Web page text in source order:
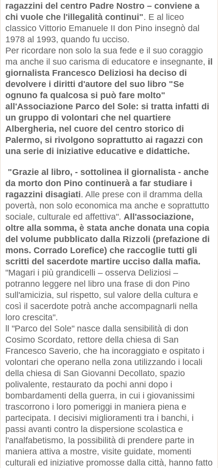
ragazzini del centro Padre Nostro – conviene a
chi vuole che l'illegalità continui". E al liceo
classico Vittorio Emanuele II don Pino insegnò dal
1978 al 1993, quando fu ucciso.
Per ricordare non solo la sua fede e il suo coraggio
ma anche il suo carisma di educatore e insegnante, il
giornalista Francesco Deliziosi ha deciso di
devolvere i diritti d'autore del suo libro "Se
ognuno fa qualcosa si può fare molto"
all'Associazione Parco del Sole: si tratta infatti di
un gruppo di volontari che nel quartiere
Albergheria, nel cuore del centro storico di
Palermo, si rivolgono soprattutto ai ragazzi con
una serie di iniziative educative e didattiche.
"Grazie al libro, - sottolinea il giornalista - anche
da morto don Pino continuerà a far studiare i
ragazzini disagiati. Alle prese con il dramma della
povertà, non solo economica ma anche e soprattutto
sociale, culturale ed affettiva". All'associazione,
oltre alla somma, è stata anche donata una copia
del volume pubblicato dalla Rizzoli (prefazione di
mons. Corrado Lorefice) che raccoglie tutti gli
scritti del sacerdote martire ucciso dalla mafia.
"Magari i più grandicelli – osserva Deliziosi –
potranno leggere nel libro una frase di don Pino
sull'amicizia, sul rispetto, sul valore della cultura e
così il sacerdote potrà anche accompagnarli nella
loro crescita".
ll "Parco del Sole" nasce dalla sensibilità di don
Cosimo Scordato, rettore della chiesa di San
Francesco Saverio, che ha incoraggiato e ospitato i
volontari che operano nella zona utilizzando i locali
della chiesa di San Giovanni Decollato, spazio
polivalente, restaurato da pochi anni dopo i
bombardamenti della guerra, in cui i giovanissimi
trascorrono i loro pomeriggi in maniera piena e
partecipata. I decisivi miglioramenti tra i banchi, i
passi avanti contro la dispersione scolastica e
l'analfabetismo, la possibilità di prendere parte in
maniera attiva a mostre, visite guidate, momenti
culturali ed iniziative promosse dalla città, hanno fatto